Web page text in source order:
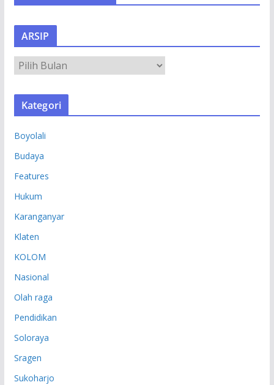
ARSIP
S
Kategori
Boyolali
Budaya
Features
Hukum
Karanganyar
Klaten
KOLOM
Nasional
Olah raga
Pendidikan
Soloraya
Sragen
Sukoharjo